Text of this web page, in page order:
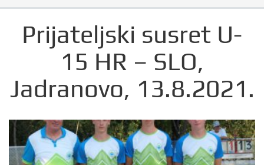
Prijateljski susret U-
15 HR – SLO,
Jadranovo, 13.8.2021.